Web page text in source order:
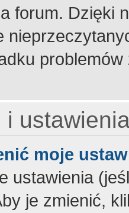
forum. Dzięki
i
moje
ustawienia
je zmienić,